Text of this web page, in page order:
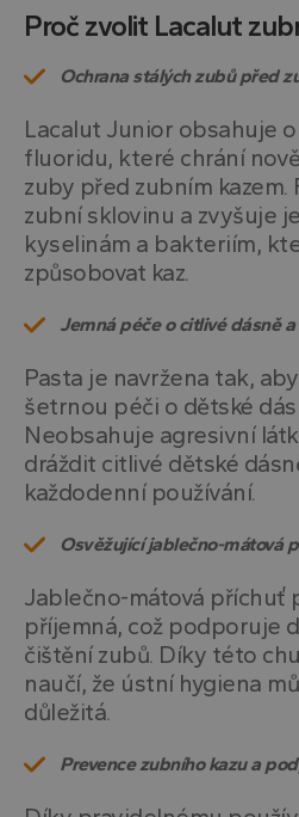
Proč zvolit Lacalut
Ochrana stálých zubů před
Lacalut Junior obsahuje
fluoridu, které chrání
zuby před zubním
zubní sklovinu a zvyšuje
kyselinám a bakteriím,
způsobovat kaz.
Jemná péče o citlivé dásně
Pasta je navržena tak,
šetrnou péči o dětské
Neobsahuje agresivní
dráždit citlivé dětské
každodenní používání.
Osvěžující jablečno-mátová
Jablečno-mátová příchuť
příjemná, což podporuje
čištění zubů. Díky této
naučí, že ústní hygiena
důležitá.
Prevence zubního kazu a